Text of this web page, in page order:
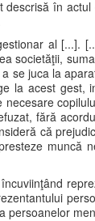
în
al [...].
societăţii,
se juca la
la acest gest,
fără
că
muncă
persoanelor